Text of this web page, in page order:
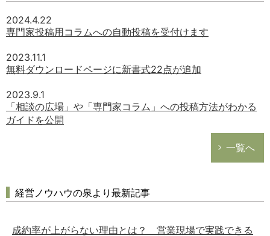
労務管理
2024.4.22
専門家投稿用コラムへの自動投稿を受付けます
2023.11.1
無料ダウンロードページに新書式22点が追加
2023.9.1
「相談の広場」や「専門家コラム」への投稿方法がわかる
ガイドを公開
一覧へ
経営ノウハウの泉より最新記事
成約率が上がらない理由とは？ 営業現場で実践できる